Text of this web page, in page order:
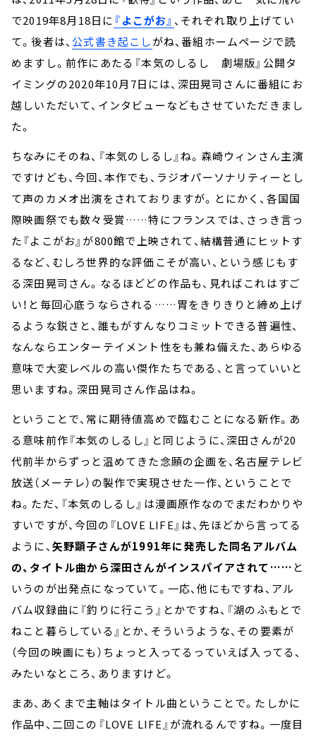
で2019年8月18日に 『よこがお』 、それぞれ取り上げてい
て。後者は、 公式書き起こしがね、番組ホームページで読
めますし。前作にあたる『本気のしるし 劇場版』公開タ
イミングの2020年10月7日には、深田晃司さんに番組にお
越しいただいて、インタビューなどもさせていただきまし
た。
ちなみにそのね、『本気のしるし』ね。森崎ウィンさん主演
ですけども、今回、本作でも、ラジオパーソナリティーとし
て声のカメオ出演をされておりますが。とにかく、各国国
際映画祭でも数々受賞……特にフランスでは、さっき言っ
た『よこがお』が800館で上映されて、結構普通にヒットす
るなど、むしろ世界的な評価こそが高い、という感じもす
る深田晃司さん。なるほどどの作品も、見ればこれはすご
い！と毎回心底うならされる……胃をきりきりと締め上げ
るような鋭さと、誰もがすんなりコミットできる普遍性、
なんならエンターテイメント性をも兼ね備えた、あらゆる
意味で大変レベルの高い傑作たちである、と言っていいと
思いますね。深田晃司さん作品はね。
ということで、常に期待値高めで臨むことになる新作。あ
る意味前作『本気のしるし』と同じように、深田さんが20
代前半からずっと温めてきた念願の企画を、名古屋テレビ
放送（メーテレ）の製作で実現させた一作、ということで
ね。ただ、『本気のしるし』は漫画原作なのでまだわかりや
すいですが、今回の『LOVE LIFE』は、先ほどから言ってる
ように、矢野顕子さんが1991年に発売した同名アルバム
の、タイトル曲から深田さんがインスパイアされて…… と
いうのが出発点になっていて。一応、他にもですね、アル
バム収録曲に『釣りに行こう』とかですね、『湖のふもとで
ねこと暮らしている』とか、そういうような、その要素が
（今回の映画にも）ちょっと入ってるっていえば入ってる、
みたいなところ、ありますけど。
まあ、あくまで主軸はタイトル曲ということで。たしかに
作品中、二回この『LOVE LIFE』が流れるんですね。一度目